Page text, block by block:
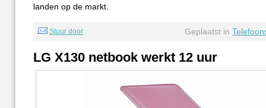
landen op de markt.
Stuur door Geplaatst in
LG X130 netbook werkt 12 uur